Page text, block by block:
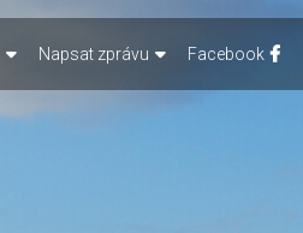
Napsat zprávu Facebook